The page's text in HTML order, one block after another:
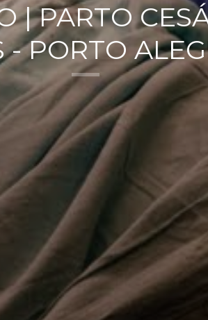
| PARTO
- PORTO